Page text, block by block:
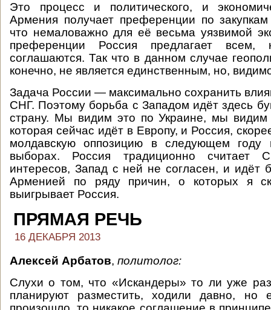
Это процесс и политического, и
Армения получает преференции по закупкам
что немаловажно для её весьма уязвимой
преференции Россия предлагает
соглашаются. Так что в данном случае
конечно, не является единственным, но,
Задача России — максимально сохранить
СНГ. Поэтому борьба с Западом идёт здесь
страну. Мы видим это по Украине, мы
которая сейчас идёт в Европу, и Россия,
молдавскую оппозицию в следующем году
выборах. Россия традиционно считает
интересов, Запад с ней не согласен, и идёт
Арменией по ряду причин, о которых я
выигрывает Россия.
ПРЯМАЯ РЕЧЬ
16 ДЕКАБРЯ 2013
Алексей Арбатов, политолог:
Слухи о том, что «Искандеры» то ли уже
планируют разместить, ходили давно, но